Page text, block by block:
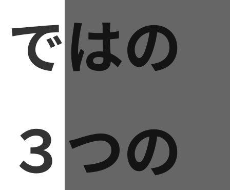
ではの
３つの